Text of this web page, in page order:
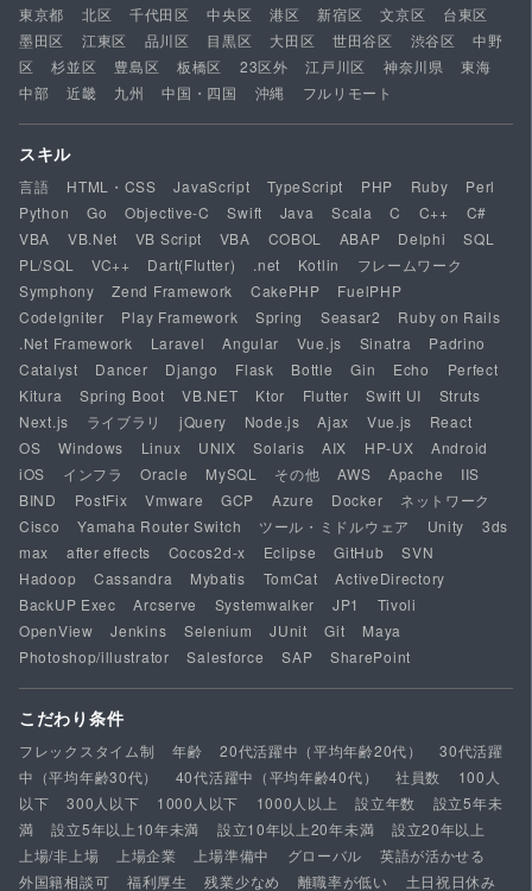
東京都
北区 千代田区 中央区 港区 新宿区 文京区
台東区
墨田区
江東区 品川区 目黒区 大田区 世田谷区 渋谷区
中野
区
杉並区 豊島区 板橋区 23区外 江戸川区 神奈川県
東海
中部
近畿 九州 中国・四国 沖縄 フルリモート
スキル
言語 HTML・CSS JavaScript TypeScript PHP Ruby
Perl
Python
Go Objective-C Swift Java Scala C C++
C#
VBA
VB.Net VB Script VBA COBOL ABAP Delphi
SQL
PL/SQL
VC++ Dart(Flutter) .net Kotlin
フレームワーク
Symphony
Zend Framework CakePHP
FuelPHP
CodeIgniter
Play Framework Spring Seasar2
Ruby on Rails
.Net Framework
Laravel Angular Vue.js Sinatra
Padrino
Catalyst
Dancer Django Flask Bottle Gin Echo
Perfect
Kitura
Spring Boot VB.NET Ktor Flutter Swift UI
Struts
Next.js
ライブラリ jQuery Node.js Ajax Vue.js
React
OS
Windows Linux UNIX Solaris AIX HP-UX
Android
iOS
インフラ Oracle MySQL その他 AWS Apache
IIS
BIND
PostFix Vmware GCP Azure Docker
ネットワーク
Cisco
Yamaha Router Switch ツール・ミドルウェア Unity
3ds
max
after effects Cocos2d-x Eclipse GitHub
SVN
Hadoop
Cassandra Mybatis TomCat
ActiveDirectory
BackUP Exec
Arcserve Systemwalker JP1
Tivoli
OpenView
Jenkins Selenium JUnit Git
Maya
Photoshop/illustrator
Salesforce SAP SharePoint
こだわり条件
フレックスタイム制 年齢 20代活躍中（平均年齢20代）
30代活躍
中（平均年齢30代）
40代活躍中（平均年齢40代） 社員数
100人
以下
300人以下 1000人以下 1000人以上 設立年数
設立5年未
満
設立5年以上10年未満 設立10年以上20年未満
設立20年以上
上場/非上場
上場企業 上場準備中 グローバル
英語が活かせる
外国籍相談可
福利厚生 残業少なめ 離職率が低い 土日祝日休み